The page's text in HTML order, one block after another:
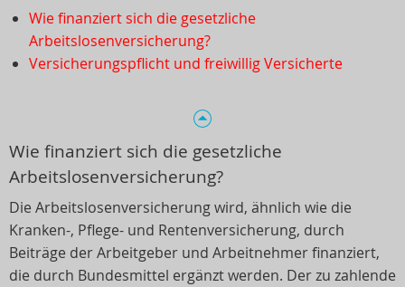
Wie finanziert sich die gesetzliche
Arbeitslosenversicherung?
Versicherungspflicht und freiwillig Versicherte
Wie finanziert sich die gesetzliche
Arbeitslosenversicherung?
Die Arbeitslosenversicherung wird, ähnlich wie die
Kranken-, Pflege- und Rentenversicherung, durch
Beiträge der Arbeitgeber und Arbeitnehmer finanziert,
die durch Bundesmittel ergänzt werden. Der zu zahlende